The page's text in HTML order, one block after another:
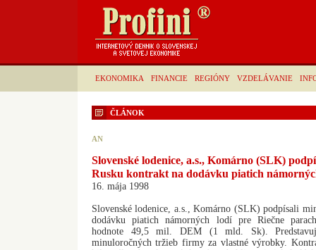
EKONOMIKA FINANCIE REGIÓNY VZDELÁVANIE
ČLÁNOK
AN
Slovenské lodenice, a.s., Komárno (SLK)
Rusku kontrakt na dodávku piatich
16. mája 1998
Slovenské lodenice, a.s., Komárno (SLK) podpísali
dodávku piatich námorných lodí pre Riečne
hodnote 49,5 mil. DEM (1 mld. Sk).
minuloročných tržieb firmy za vlastné výrobky.